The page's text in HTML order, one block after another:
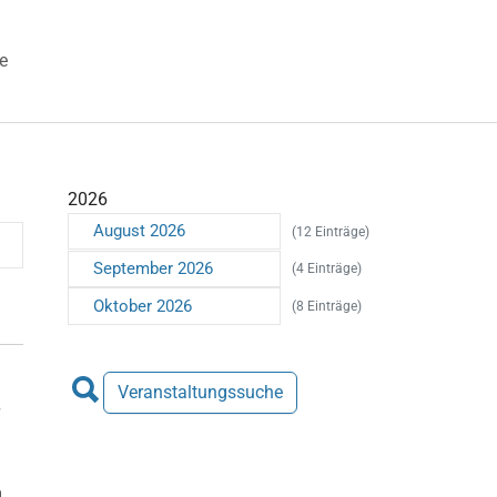
2026
August 2026 (12 Einträge)
September 2026 (4 Einträge)
Oktober 2026 (8 Einträge)
Veranstaltungssuche